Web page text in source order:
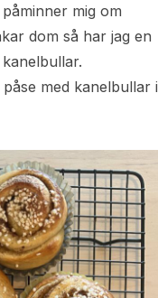
mig om
dom så har jag en
med kanelbullar i